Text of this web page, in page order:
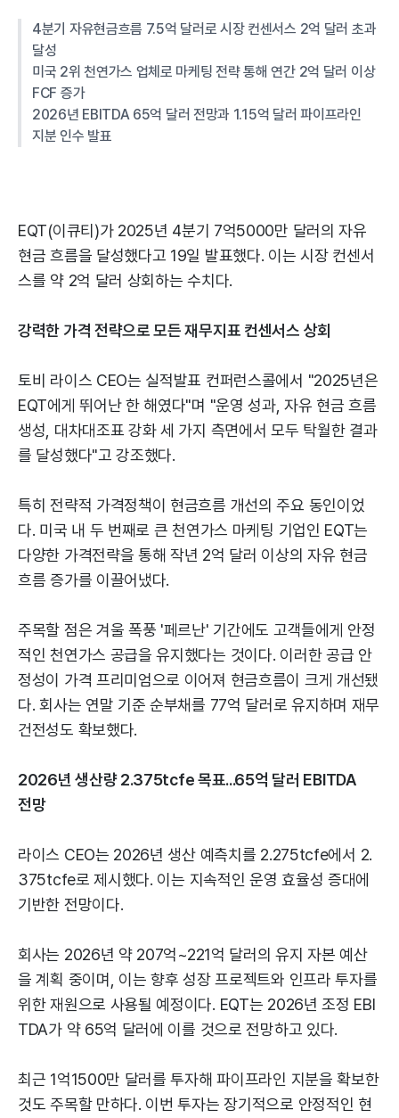
4분기 자유현금흐름 7.5억 달러로 시장 컨센서스 2억 달러 초과
달성
미국 2위 천연가스 업체로 마케팅 전략 통해 연간 2억 달러 이상
FCF 증가
2026년 EBITDA 65억 달러 전망과 1.15억 달러 파이프라인
지분 인수 발표
EQT(이큐티)가 2025년 4분기 7억5000만 달러의 자유
현금 흐름을 달성했다고 19일 발표했다. 이는 시장 컨센서
스를 약 2억 달러 상회하는 수치다.
강력한 가격 전략으로 모든 재무지표 컨센서스 상회
토비 라이스 CEO는 실적발표 컨퍼런스콜에서 "2025년은
EQT에게 뛰어난 한 해였다"며 "운영 성과, 자유 현금 흐름
생성, 대차대조표 강화 세 가지 측면에서 모두 탁월한 결과
를 달성했다"고 강조했다.
특히 전략적 가격정책이 현금흐름 개선의 주요 동인이었
다. 미국 내 두 번째로 큰 천연가스 마케팅 기업인 EQT는
다양한 가격전략을 통해 작년 2억 달러 이상의 자유 현금
흐름 증가를 이끌어냈다.
주목할 점은 겨울 폭풍 '페르난' 기간에도 고객들에게 안정
적인 천연가스 공급을 유지했다는 것이다. 이러한 공급 안
정성이 가격 프리미엄으로 이어져 현금흐름이 크게 개선됐
다. 회사는 연말 기준 순부채를 77억 달러로 유지하며 재무
건전성도 확보했다.
2026년 생산량 2.375tcfe 목표...65억 달러 EBITDA
전망
라이스 CEO는 2026년 생산 예측치를 2.275tcfe에서 2.
375tcfe로 제시했다. 이는 지속적인 운영 효율성 증대에
기반한 전망이다.
회사는 2026년 약 207억~221억 달러의 유지 자본 예산
을 계획 중이며, 이는 향후 성장 프로젝트와 인프라 투자를
위한 재원으로 사용될 예정이다. EQT는 2026년 조정 EBI
TDA가 약 65억 달러에 이를 것으로 전망하고 있다.
최근 1억1500만 달러를 투자해 파이프라인 지분을 확보한
것도 주목할 만하다. 이번 투자는 장기적으로 안정적인 현